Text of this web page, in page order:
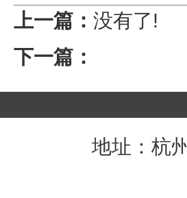
上一篇： 没有了!
下一篇：
地址：杭